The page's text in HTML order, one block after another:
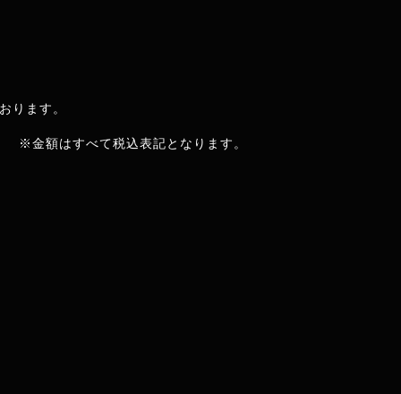
ります。
※金額はすべて税込表記となります。